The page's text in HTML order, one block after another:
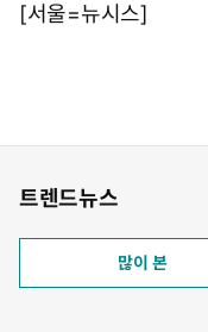
[서울=뉴시스]
트렌드뉴스
많이 본